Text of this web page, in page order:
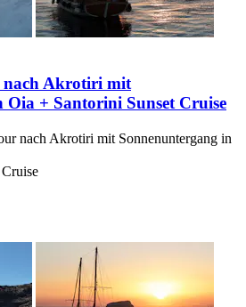
nach Akrotiri mit
Oia + Santorini Sunset Cruise
nach Akrotiri mit Sonnenuntergang in